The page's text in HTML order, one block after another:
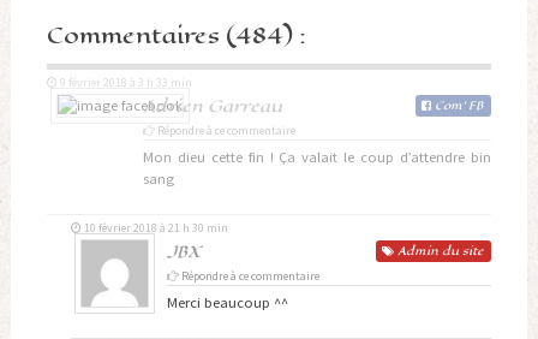
Commentaires (484) :
Adrien Garreau Com 'FB
9 février 2018 à 3 h 33 min
Répondre à ce commentaire
Mon dieu cette fin ! Ça valait le coup d’attendre bin
sang
JBX Admin du site
10 février 2018 à 21 h 30 min
Répondre à ce commentaire
Merci beaucoup ^^